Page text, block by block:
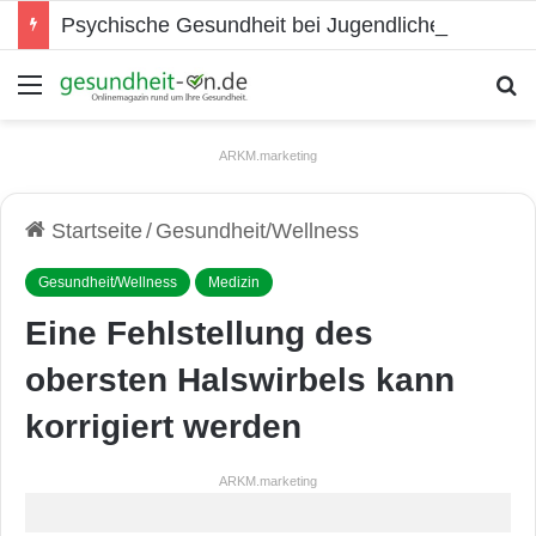
Psychische Gesundheit bei Jugendlichen
Menü
ARKM.marketing
Startseite/ Gesundheit/Wellness
Gesundheit/Wellness Medizin
Eine Fehlstellung des
obersten Halswirbels kann
korrigiert werden
ARKM.marketing